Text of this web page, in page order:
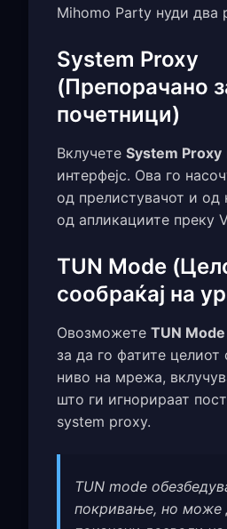
Mihomo Party нуди
System Proxy
(Препорачано
почетници)
Вклучете System Proxy
интерфејс. Ова го
од прелистувачот и од
од апликациите преку
TUN Mode
сообраќај на
Овозможете TUN Mode
за да го фатите целиот
ниво на мрежа,
што ги игнорираат
system proxy.
TUN mode
покривање, но може